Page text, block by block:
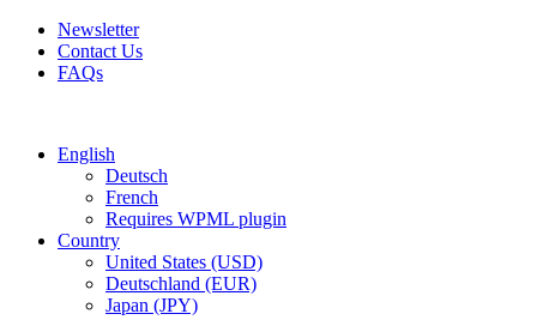
Newsletter
Contact Us
FAQs
English
Deutsch
French
Requires WPML plugin
Country
United States (USD)
Deutschland (EUR)
Japan (JPY)